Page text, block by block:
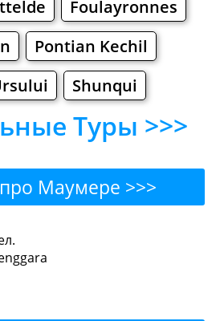
Foulayronnes
Pontian Kechil
Shunqui
Туры >>>
Маумере >>>
поесть или